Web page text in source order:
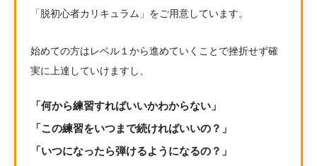
「脱初心者カリキュラム」をご用意しています。
始めての方はレベル１から進めていくことで挫折せず確
実に上達していけますし、
「何から練習すればいいかわからない」
「この練習をいつまで続ければいいの？」
「いつになったら弾けるようになるの？」